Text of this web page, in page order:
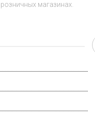
розничных магазинах.